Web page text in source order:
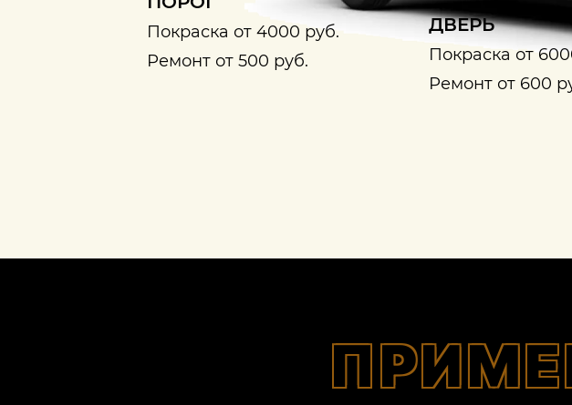
Покраска от 4000 руб.
Ремонт от 500 руб.
ДВЕРЬ
Покраска от
Ремонт от 600